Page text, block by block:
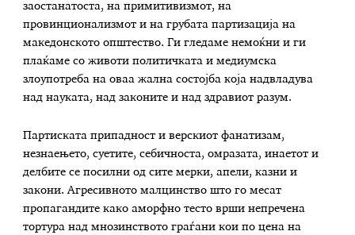
заостанатоста, на примитивизмот, на
провинционализмот и на грубата партизација на
македонското општество. Ги гледаме немоќни и ги
плаќаме со животи политичката и медиумска
злоупотреба на оваа жална состојба која надвладува
над науката, над законите и над здравиот разум.
Партиската припадност и верскиот фанатизам,
незнаењето, суетите, себичноста, омразaта, инаетот и
делбите се посилни од сите мерки, апели, казни и
закони. Агресивното малцинство што го месат
пропагандите како аморфно тесто врши непречена
тортура над мнозинството граѓани кои по цена на